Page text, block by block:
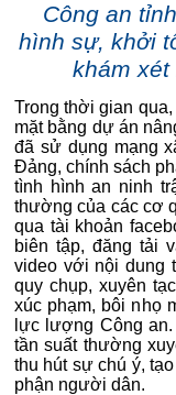
Công an
hình sự, khởi
khám
Trong thời gian
mặt bằng dự án
đã sử dụng mạng
Đảng, chính sách
tình hình an ninh
thường của các cơ
qua tài khoản
biên tập, đăng tải
video với nội dung
quy chụp, xuyên
xúc phạm, bôi nhọ
lực lượng Công
tần suất thường
thu hút sự chú ý,
phận người dân.